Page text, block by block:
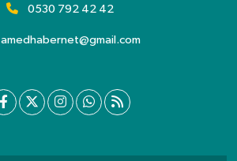
0530 792 42 42
amedhabernet@gmail.com